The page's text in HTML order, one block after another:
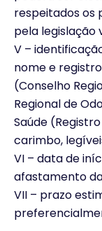
respeitados os
pela legislação
V –
nome e
(Conselho
Regional de
Saúde
carimbo,
VI – data de
afastamento
VII – prazo